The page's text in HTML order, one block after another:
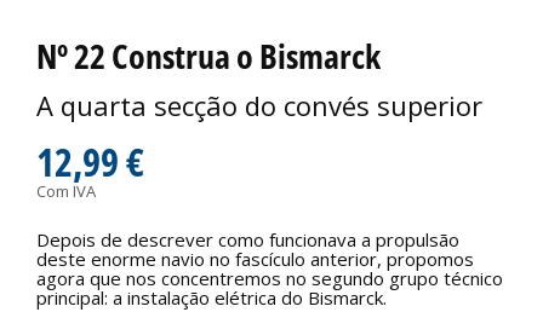
Nº 22 Construa o Bismarck
A quarta secção do convés superior
12,99 €
Com IVA
Depois de descrever como funcionava a propulsão
deste enorme navio no fascículo anterior, propomos
agora que nos concentremos no segundo grupo técnico
principal: a instalação elétrica do Bismarck.